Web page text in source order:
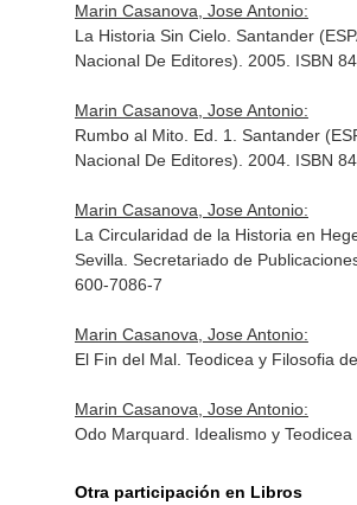
Marin Casanova, Jose Antonio:
La Historia Sin Cielo. Santander
Nacional De Editores). 2005. ISBN
Marin Casanova, Jose Antonio:
Rumbo al Mito. Ed. 1. Santander
Nacional De Editores). 2004. ISBN
Marin Casanova, Jose Antonio:
La Circularidad de la Historia en
Sevilla. Secretariado de
600-7086-7
Marin Casanova, Jose Antonio:
El Fin del Mal. Teodicea y Filosofia
Marin Casanova, Jose Antonio:
Odo Marquard. Idealismo y Teodicea
Otra participación en Libros